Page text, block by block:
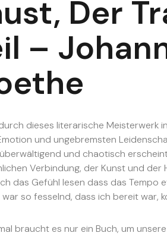
Der
–
dieses literarische Meisterwerk
und ungebremsten
und chaotisch
Verbindung, der Kunst und der
das Gefühl lesen dass das Tempo
war so fesselnd, dass ich bereit war,
braucht es nur ein Buch, um